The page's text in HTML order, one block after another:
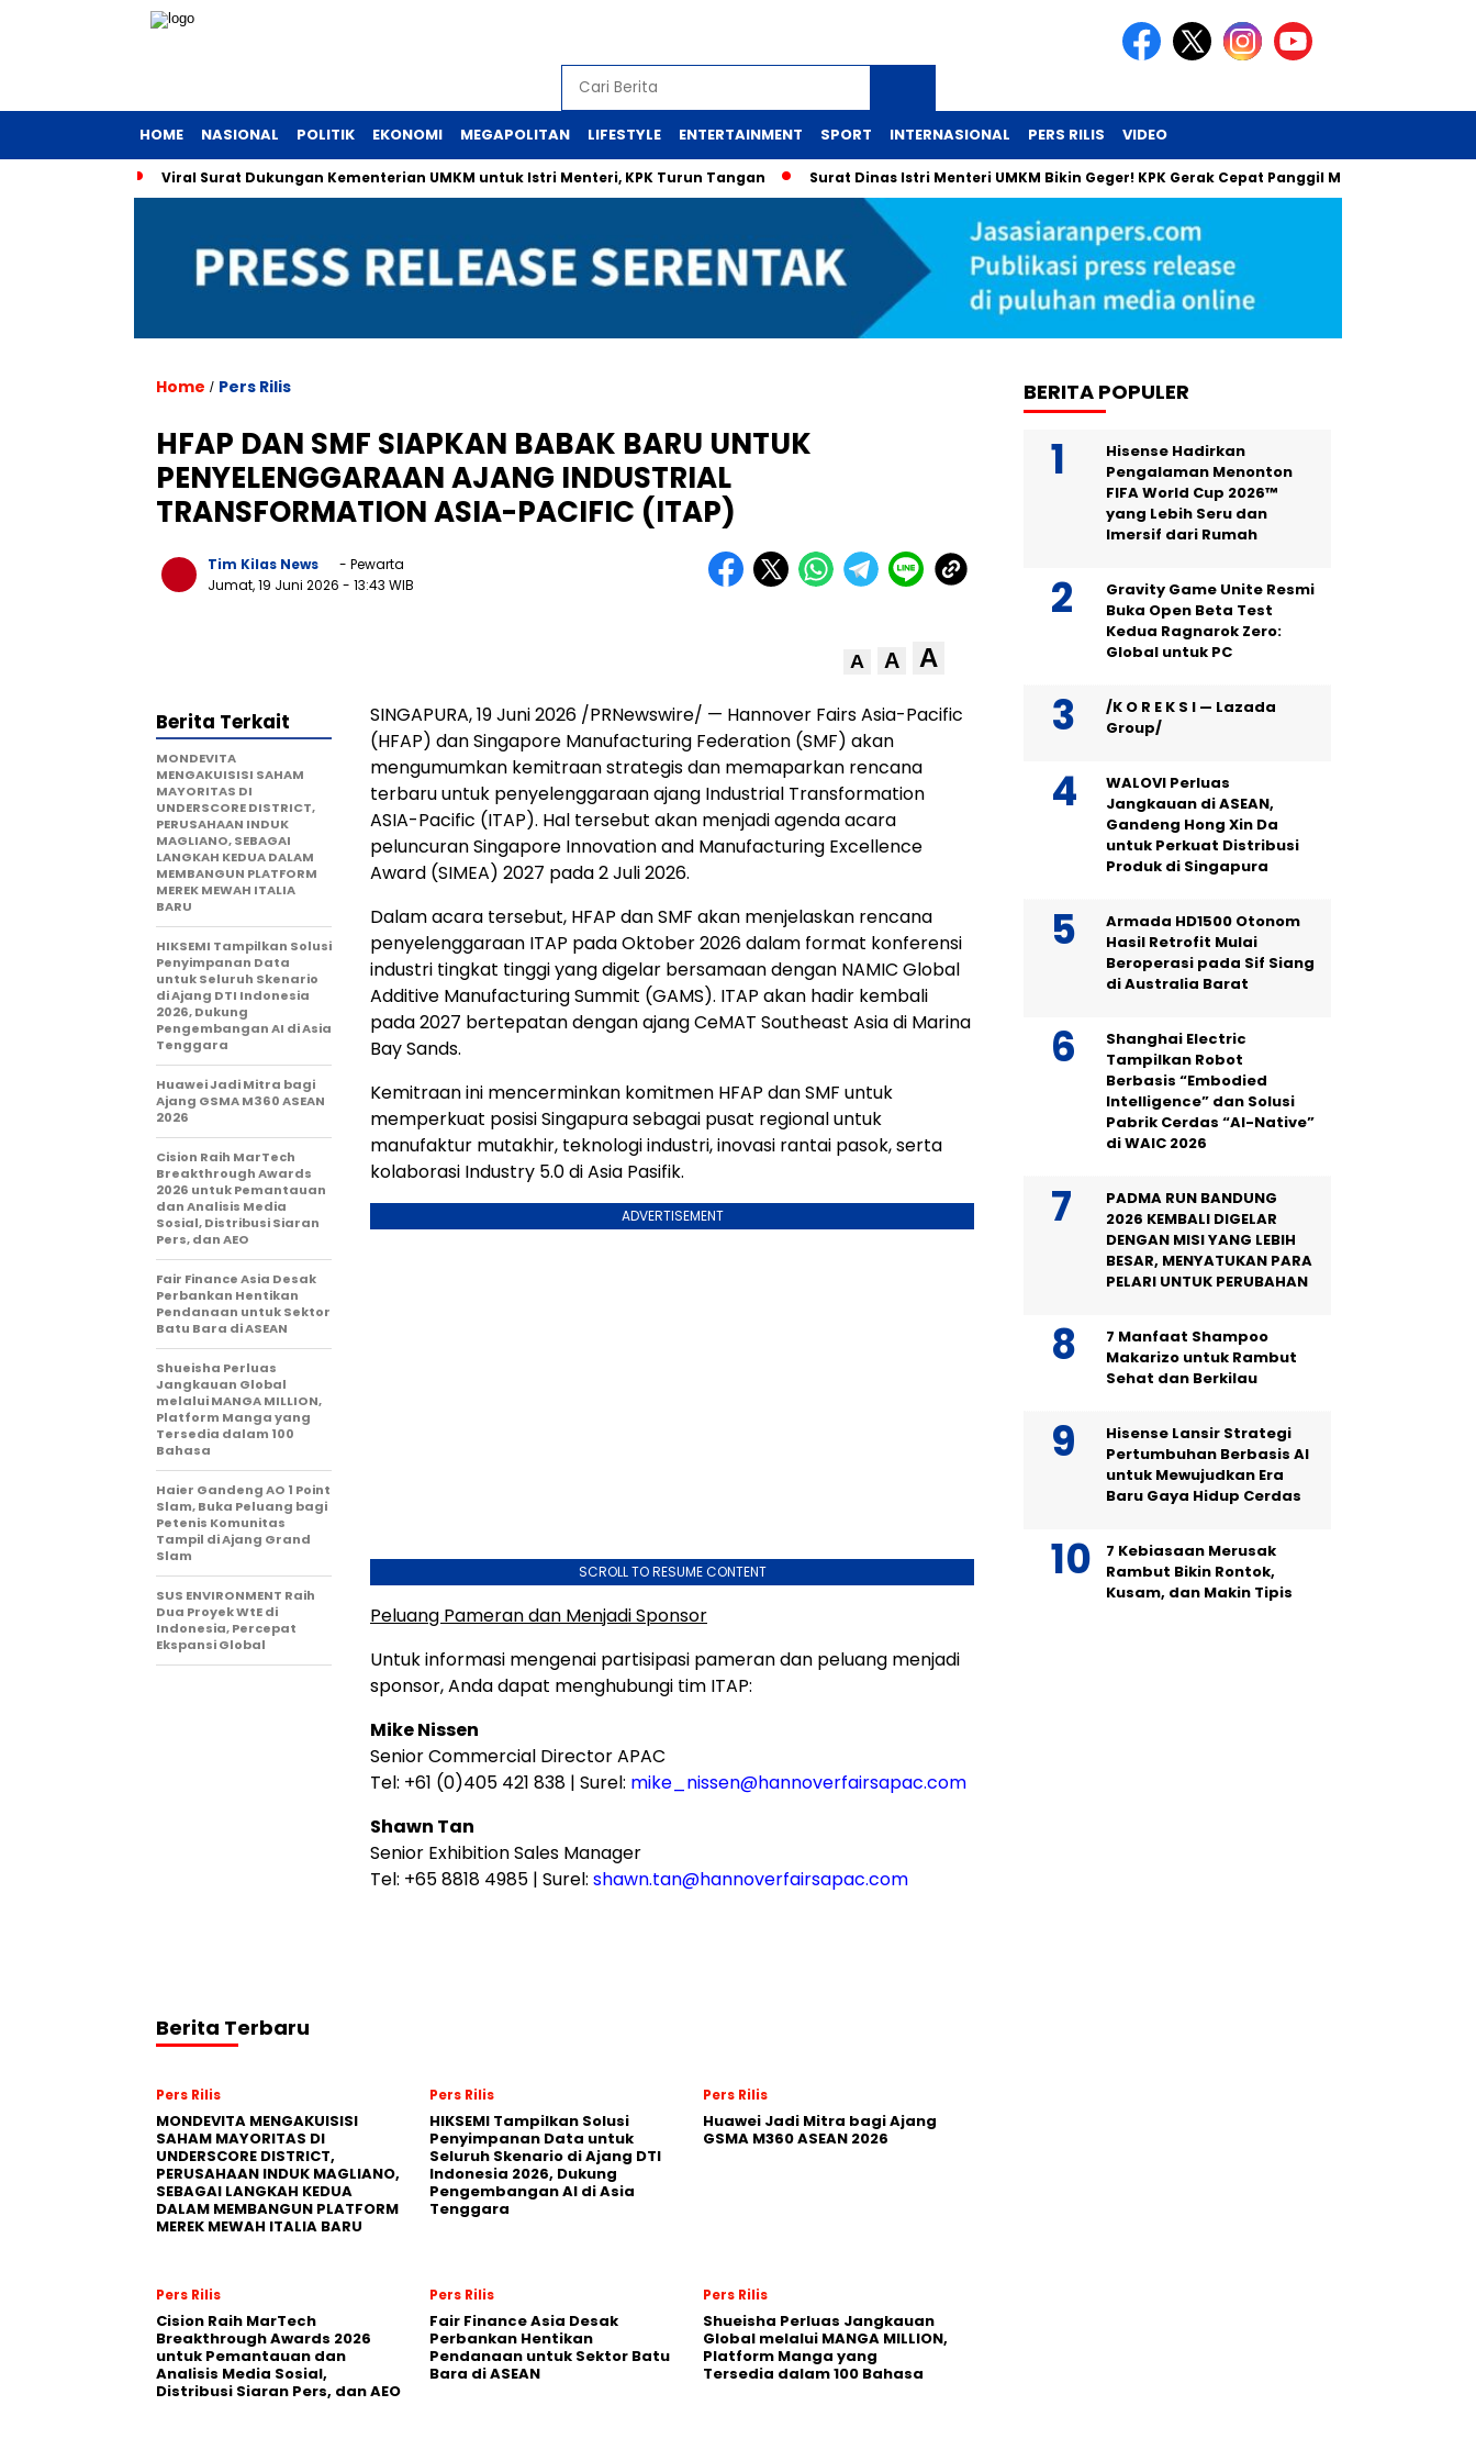
HOME NASIONAL POLITIK EKONOMI MEGAPOLITAN LIFESTYLE ENTERTAINMENT SPORT INTERNASIONAL PERS RILIS VIDEO
Viral Surat Dukungan Kementerian UMKM untuk Istri Menteri, KPK Turun Tangan Surat Dinas Istri Menteri UMKM Bikin Geger! KPK Gerak Cepat Panggil Maman
Home / Pers Rilis
HFAP DAN SMF SIAPKAN BABAK BARU UNTUK
PENYELENGGARAAN AJANG INDUSTRIAL
TRANSFORMATION ASIA-PACIFIC (ITAP)
Tim Kilas News
- Pewarta
Jumat, 19 Juni 2026 - 13:43 WIB
A A A
SINGAPURA, 19 Juni 2026 /PRNewswire/ — Hannover Fairs Asia-Pacific
(HFAP) dan Singapore Manufacturing Federation (SMF) akan
mengumumkan kemitraan strategis dan memaparkan rencana
terbaru untuk penyelenggaraan ajang Industrial Transformation
ASIA-Pacific (ITAP). Hal tersebut akan menjadi agenda acara
peluncuran Singapore Innovation and Manufacturing Excellence
Award (SIMEA) 2027 pada 2 Juli 2026.
Dalam acara tersebut, HFAP dan SMF akan menjelaskan rencana
penyelenggaraan ITAP pada Oktober 2026 dalam format konferensi
industri tingkat tinggi yang digelar bersamaan dengan NAMIC Global
Additive Manufacturing Summit (GAMS). ITAP akan hadir kembali
pada 2027 bertepatan dengan ajang CeMAT Southeast Asia di Marina
Bay Sands.
Kemitraan ini mencerminkan komitmen HFAP dan SMF untuk
memperkuat posisi Singapura sebagai pusat regional untuk
manufaktur mutakhir, teknologi industri, inovasi rantai pasok, serta
kolaborasi Industry 5.0 di Asia Pasifik.
ADVERTISEMENT
SCROLL TO RESUME CONTENT
Peluang Pameran dan Menjadi Sponsor
Untuk informasi mengenai partisipasi pameran dan peluang menjadi
sponsor, Anda dapat menghubungi tim ITAP:
Mike Nissen
Senior Commercial Director APAC
Tel: +61 (0)405 421 838 | Surel: mike_nissen@hannoverfairsapac.com
Shawn Tan
Senior Exhibition Sales Manager
Tel: +65 8818 4985 | Surel: shawn.tan@hannoverfairsapac.com
Berita Terkait
MONDEVITA
MENGAKUISISI SAHAM
MAYORITAS DI
UNDERSCORE DISTRICT,
PERUSAHAAN INDUK
MAGLIANO, SEBAGAI
LANGKAH KEDUA DALAM
MEMBANGUN PLATFORM
MEREK MEWAH ITALIA
BARU
HIKSEMI Tampilkan Solusi
Penyimpanan Data
untuk Seluruh Skenario
di Ajang DTI Indonesia
2026, Dukung
Pengembangan AI di Asia
Tenggara
Huawei Jadi Mitra bagi
Ajang GSMA M360 ASEAN
2026
Cision Raih MarTech
Breakthrough Awards
2026 untuk Pemantauan
dan Analisis Media
Sosial, Distribusi Siaran
Pers, dan AEO
Fair Finance Asia Desak
Perbankan Hentikan
Pendanaan untuk Sektor
Batu Bara di ASEAN
Shueisha Perluas
Jangkauan Global
melalui MANGA MILLION,
Platform Manga yang
Tersedia dalam 100
Bahasa
Haier Gandeng AO 1 Point
Slam, Buka Peluang bagi
Petenis Komunitas
Tampil di Ajang Grand
Slam
SUS ENVIRONMENT Raih
Dua Proyek WtE di
Indonesia, Percepat
Ekspansi Global
Berita Terbaru
Pers Rilis
MONDEVITA MENGAKUISISI
SAHAM MAYORITAS DI
UNDERSCORE DISTRICT,
PERUSAHAAN INDUK MAGLIANO,
SEBAGAI LANGKAH KEDUA
DALAM MEMBANGUN PLATFORM
MEREK MEWAH ITALIA BARU
Pers Rilis
HIKSEMI Tampilkan Solusi
Penyimpanan Data untuk
Seluruh Skenario di Ajang DTI
Indonesia 2026, Dukung
Pengembangan AI di Asia
Tenggara
Pers Rilis
Huawei Jadi Mitra bagi Ajang
GSMA M360 ASEAN 2026
Pers Rilis
Cision Raih MarTech
Breakthrough Awards 2026
untuk Pemantauan dan
Analisis Media Sosial,
Distribusi Siaran Pers, dan AEO
Pers Rilis
Fair Finance Asia Desak
Perbankan Hentikan
Pendanaan untuk Sektor Batu
Bara di ASEAN
Pers Rilis
Shueisha Perluas Jangkauan
Global melalui MANGA MILLION,
Platform Manga yang
Tersedia dalam 100 Bahasa
BERITA POPULER
Hisense Hadirkan
Pengalaman Menonton
FIFA World Cup 2026™
yang Lebih Seru dan
Imersif dari Rumah
Gravity Game Unite Resmi
Buka Open Beta Test
Kedua Ragnarok Zero:
Global untuk PC
/K O R E K S I — Lazada
Group/
WALOVI Perluas
Jangkauan di ASEAN,
Gandeng Hong Xin Da
untuk Perkuat Distribusi
Produk di Singapura
Armada HD1500 Otonom
Hasil Retrofit Mulai
Beroperasi pada Sif Siang
di Australia Barat
Shanghai Electric
Tampilkan Robot
Berbasis “Embodied
Intelligence” dan Solusi
Pabrik Cerdas “AI-Native”
di WAIC 2026
PADMA RUN BANDUNG
2026 KEMBALI DIGELAR
DENGAN MISI YANG LEBIH
BESAR, MENYATUKAN PARA
PELARI UNTUK PERUBAHAN
7 Manfaat Shampoo
Makarizo untuk Rambut
Sehat dan Berkilau
Hisense Lansir Strategi
Pertumbuhan Berbasis AI
untuk Mewujudkan Era
Baru Gaya Hidup Cerdas
7 Kebiasaan Merusak
Rambut Bikin Rontok,
Kusam, dan Makin Tipis